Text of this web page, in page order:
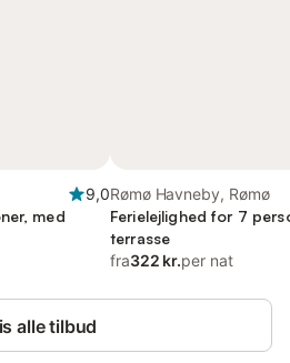
9,0
med
Rømø Havneby, Rømø
Ferielejlighed for 7
terrasse
fra322 kr.per nat
alle tilbud